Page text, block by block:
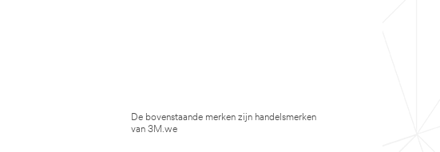
De bovenstaande merken zijn handelsmerken
van 3M.we